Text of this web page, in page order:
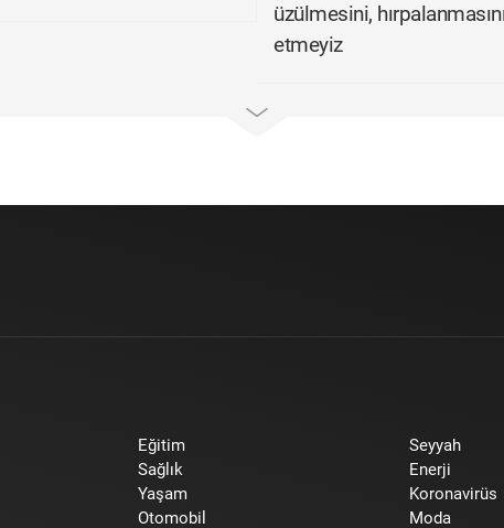
üzülmesini,
etmeyiz
Eğitim
Sağlık
Yaşam
Otomobil
Seyyah
Enerji
Koronavirüs
Moda